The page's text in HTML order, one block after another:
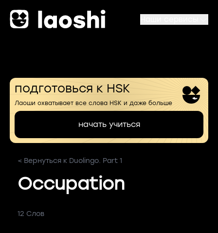
подготовься к HSK
Лаоши охватывает все слова HSK и даже больше
начать учиться
< Вернуться к Duolingo. Part 1
Occupation
12 Слов